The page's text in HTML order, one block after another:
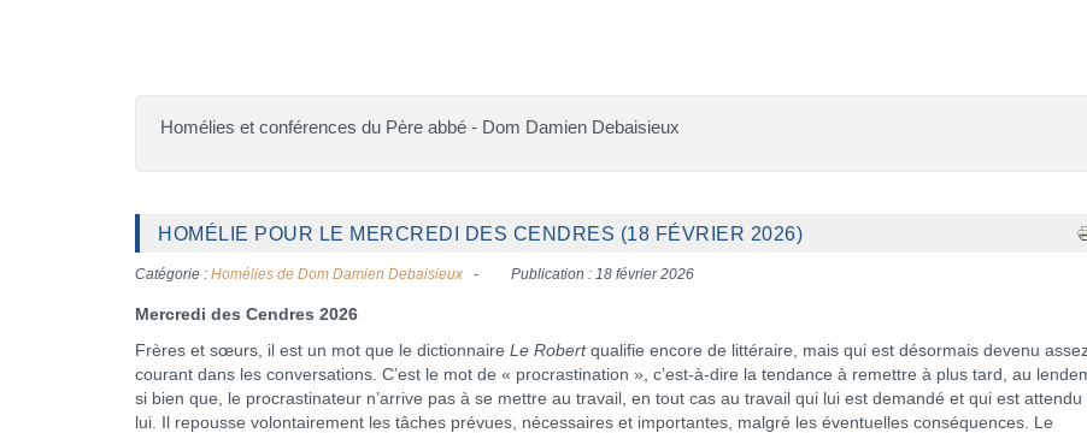
Homélies et conférences du Père abbé - Dom Damien Debaisieux
HOMÉLIE POUR LE MERCREDI DES CENDRES (18 FÉVRIER 2026)
Catégorie : Homélies de Dom Damien Debaisieux Publication : 18 février 2026
Mercredi des Cendres 2026
Frères et sœurs, il est un mot que le dictionnaire Le Robertqualifie encore de littéraire, mais qui est désormais devenu
courant dans les conversations. C’est le mot de « procrastination », c’est-à-dire la tendance à remettre à plus tard, au
si bien que, le procrastinateur n’arrive pas à se mettre au travail, en tout cas au travail qui lui est demandé et qui est attendu
lui. Il repousse volontairement les tâches prévues, nécessaires et importantes, malgré les éventuelles conséquences. Le